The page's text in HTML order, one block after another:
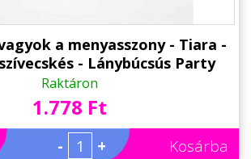
a menyasszony - Tiara -
- Lánybúcsús Party
kellék
Raktáron
1.778 Ft
- + Kosárba